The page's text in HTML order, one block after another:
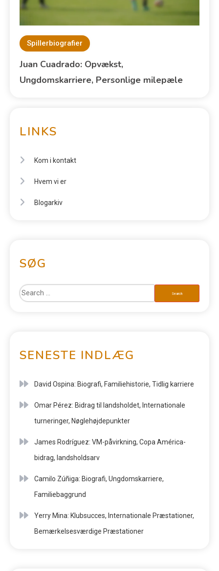
Spillerbiografier
Juan Cuadrado: Opvækst,
Ungdomskarriere, Personlige milepæle
LINKS
Kom i kontakt
Hvem vi er
Blogarkiv
SØG
SENESTE INDLÆG
David Ospina: Biografi, Familiehistorie, Tidlig karriere
Omar Pérez: Bidrag til landsholdet, Internationale
turneringer, Nøglehøjdepunkter
James Rodríguez: VM-påvirkning, Copa América-
bidrag, landsholdsarv
Camilo Zúñiga: Biografi, Ungdomskarriere,
Familiebaggrund
Yerry Mina: Klubsucces, Internationale Præstationer,
Bemærkelsesværdige Præstationer